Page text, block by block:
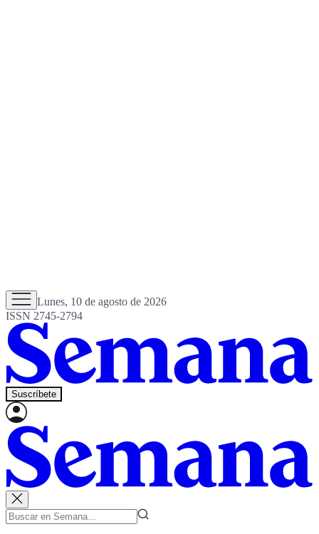
Lunes, 10 de agosto de 2026
ISSN 2745-2794
Suscríbete